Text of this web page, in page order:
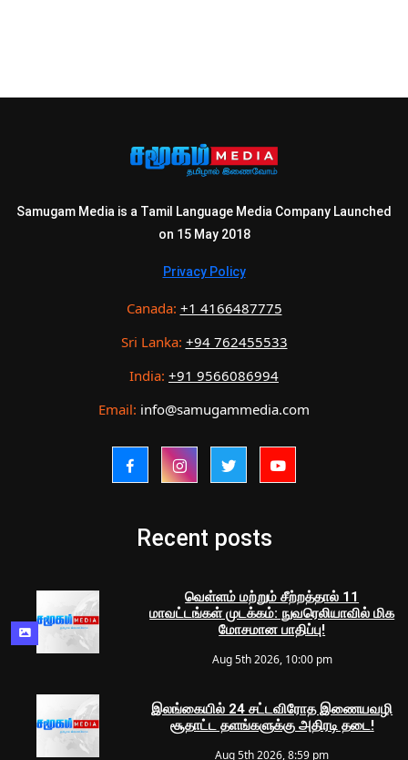
Samugam Media is a Tamil Language Media Company Launched
on 15 May 2018
Privacy Policy
Canada: +1 4166487775
Sri Lanka: +94 762455533
India: +91 9566086994
Email: info@samugammedia.com
Recent posts
வெள்ளம் மற்றும் சீற்றத்தால் 11
மாவட்டங்கள் முடக்கம்: நுவரெலியாவில் மிக
மோசமான பாதிப்பு!
Aug 5th 2026, 10:00 pm
இலங்கையில் 24 சட்டவிரோத இணையவழி
சூதாட்ட தளங்களுக்கு அதிரடி தடை!
Aug 5th 2026, 8:59 pm